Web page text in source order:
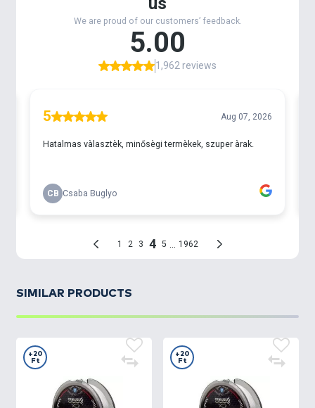
SIMILAR PRODUCTS
+20
Ft
+20
Ft